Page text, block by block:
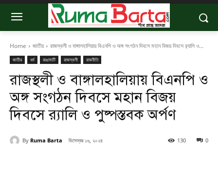
Home জাতীয় রাজস্থলী ও বাঙ্গালহালিয়ায় বিএনপি ও অঙ্গ সংগঠন দিবসে মহান বিজয় দিবসে র‍্যালি ও...
জাতীয় ধর্ম রাঙামাটি রাজস্থলী রাজনীতি
রাজস্থলী ও বাঙ্গালহালিয়ায় বিএনপি ও
অঙ্গ সংগঠন দিবসে মহান বিজয়
দিবসে র‍্যালি ও পুষ্পস্তবক অর্পণ
By Ruma Barta ডিসেম্বর ১৬, ২০২৪ 0
130